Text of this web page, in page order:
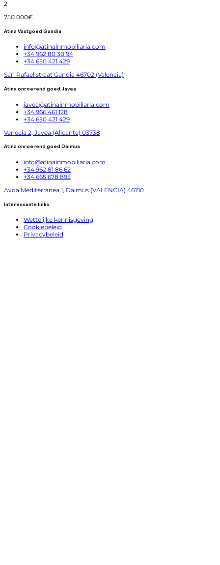
2
750.000€
Atina Vastgoed Gandia
info@atinainmobiliaria.com
+34 962 80 30 94
+34 650 421 429
San Rafael straat Gandia 46702 (Valencia)
Atina onroerend goed Javea
javea@atinainmobiliaria.com
+34 966 461 128
+34 650 421 429
Venecia 2, Javea (Alicante) 03738
Atina onroerend goed Daimus
info@atinainmobiliaria.com
+34 962 81 86 62
+34 665 678 895
Avda Mediterranea 1, Daimus (VALENCIA) 46710
Interessante links
Wettelijke kennisgeving
Cookiebeleid
Privacybeleid